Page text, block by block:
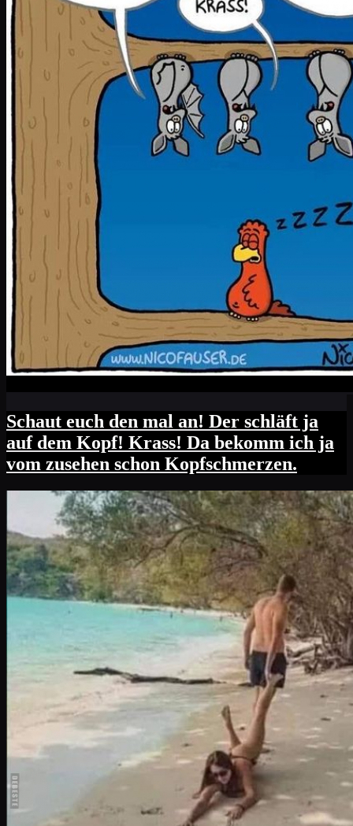
Schaut euch den mal an! Der schläft ja
auf dem Kopf! Krass! Da bekomm ich ja
vom zusehen schon Kopfschmerzen.